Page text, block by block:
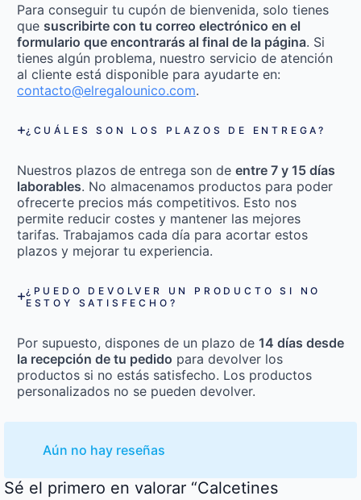
Para conseguir tu cupón de bienvenida, solo tienes
que suscribirte con tu correo electrónico en el
formulario que encontrarás al final de la página. Si
tienes algún problema, nuestro servicio de atención
al cliente está disponible para ayudarte en:
contacto@elregalounico.com.
¿CUÁLES SON LOS PLAZOS DE ENTREGA?
Nuestros plazos de entrega son de entre 7 y 15 días
laborables. No almacenamos productos para poder
ofrecerte precios más competitivos. Esto nos
permite reducir costes y mantener las mejores
tarifas. Trabajamos cada día para acortar estos
plazos y mejorar tu experiencia.
¿PUEDO DEVOLVER UN PRODUCTO SI NO
ESTOY SATISFECHO?
Por supuesto, dispones de un plazo de 14 días desde
la recepción de tu pedido para devolver los
productos si no estás satisfecho. Los productos
personalizados no se pueden devolver.
Aún no hay reseñas
Sé el primero en valorar “Calcetines